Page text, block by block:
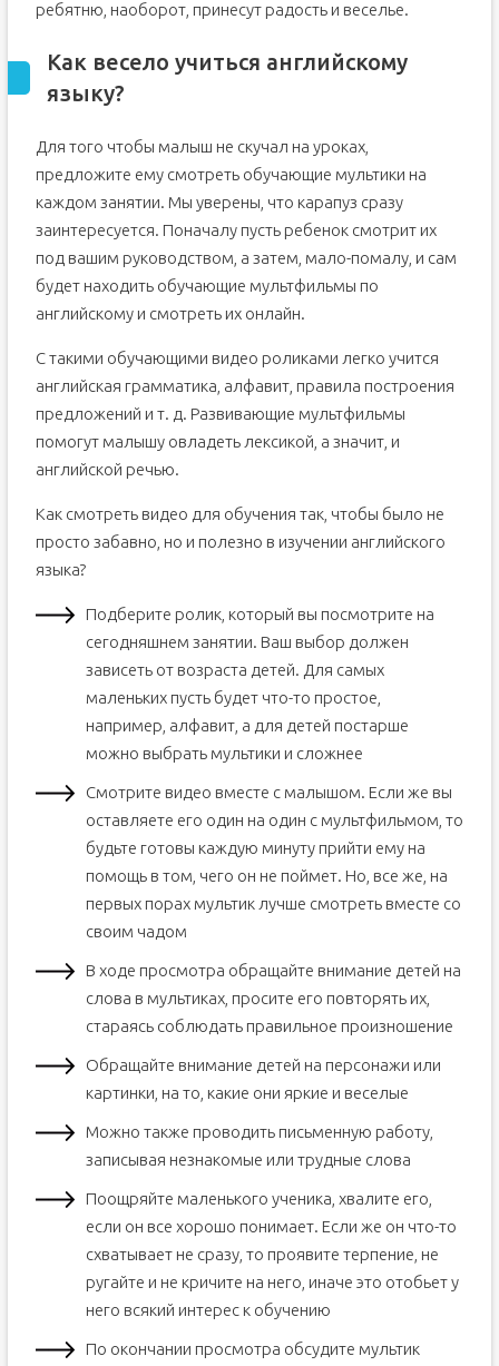
ребятню, наоборот, принесут радость и веселье.
Как весело учиться английскому
языку?
Для того чтобы малыш не скучал на уроках,
предложите ему смотреть обучающие мультики на
каждом занятии. Мы уверены, что карапуз сразу
заинтересуется. Поначалу пусть ребенок смотрит их
под вашим руководством, а затем, мало-помалу, и сам
будет находить обучающие мультфильмы по
английскому и смотреть их онлайн.
С такими обучающими видео роликами легко учится
английская грамматика, алфавит, правила построения
предложений и т. д. Развивающие мультфильмы
помогут малышу овладеть лексикой, а значит, и
английской речью.
Как смотреть видео для обучения так, чтобы было не
просто забавно, но и полезно в изучении английского
языка?
Подберите ролик, который вы посмотрите на
сегодняшнем занятии. Ваш выбор должен
зависеть от возраста детей. Для самых
маленьких пусть будет что-то простое,
например, алфавит, а для детей постарше
можно выбрать мультики и сложнее
Смотрите видео вместе с малышом. Если же вы
оставляете его один на один с мультфильмом, то
будьте готовы каждую минуту прийти ему на
помощь в том, чего он не поймет. Но, все же, на
первых порах мультик лучше смотреть вместе со
своим чадом
В ходе просмотра обращайте внимание детей на
слова в мультиках, просите его повторять их,
стараясь соблюдать правильное произношение
Обращайте внимание детей на персонажи или
картинки, на то, какие они яркие и веселые
Можно также проводить письменную работу,
записывая незнакомые или трудные слова
Поощряйте маленького ученика, хвалите его,
если он все хорошо понимает. Если же он что-то
схватывает не сразу, то проявите терпение, не
ругайте и не кричите на него, иначе это отобьет у
него всякий интерес к обучению
По окончании просмотра обсудите мультик